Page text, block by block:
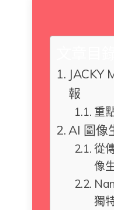
JACKY
報
重
AI 圖像
從
像
獨